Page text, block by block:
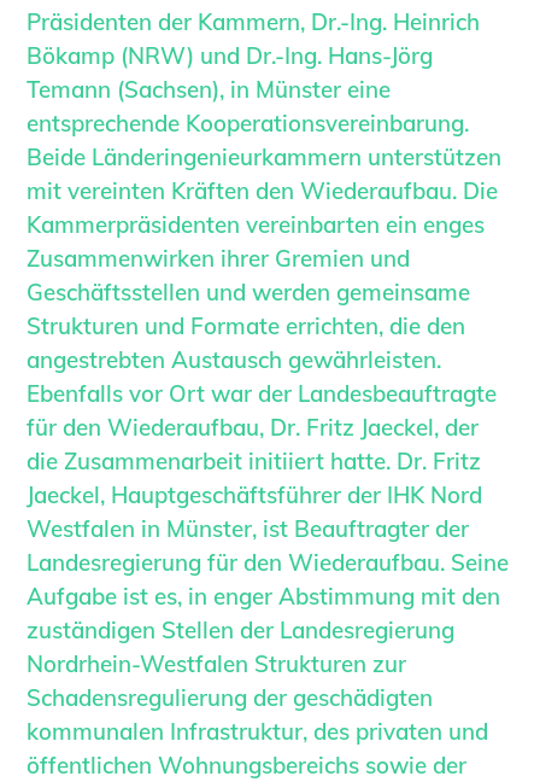
Sachkundige für Zustands- und
Funktionsprüfung privater
Abwasserleitungen
Vereinbarungen mit
Ingenieurkammern
Büronachfolge
Zusatzqualifikationen
Geschützter Bereich
Informationen für Auftraggeber und
Verbraucher
Ingenieursuche (Mitglieder der IK-Bau
NRW)
Fachlisten
Bauherren-ABC
Informationen für Schülerinnen,
Schüler und Studierende
Projekte für Schülerinnen und Schüler
START.ING. Das Studierenden Praxis-
Programm
Wissenswertes für Studierende
Wettbewerbe für Studierende
BLING.BLING.
Präsidenten der Kammern, Dr.-Ing. Heinrich
Bökamp (NRW) und Dr.-Ing. Hans-Jörg
Temann (Sachsen), in Münster eine
entsprechende Kooperationsvereinbarung.
Beide Länderingenieurkammern unterstützen
mit vereinten Kräften den Wiederaufbau. Die
Kammerpräsidenten vereinbarten ein enges
Zusammenwirken ihrer Gremien und
Geschäftsstellen und werden gemeinsame
Strukturen und Formate errichten, die den
angestrebten Austausch gewährleisten.
Ebenfalls vor Ort war der Landesbeauftragte
für den Wiederaufbau, Dr. Fritz Jaeckel, der
die Zusammenarbeit initiiert hatte. Dr. Fritz
Jaeckel, Hauptgeschäftsführer der IHK Nord
Westfalen in Münster, ist Beauftragter der
Landesregierung für den Wiederaufbau. Seine
Aufgabe ist es, in enger Abstimmung mit den
zuständigen Stellen der Landesregierung
Nordrhein-Westfalen Strukturen zur
Schadensregulierung der geschädigten
kommunalen Infrastruktur, des privaten und
öffentlichen Wohnungsbereichs sowie der